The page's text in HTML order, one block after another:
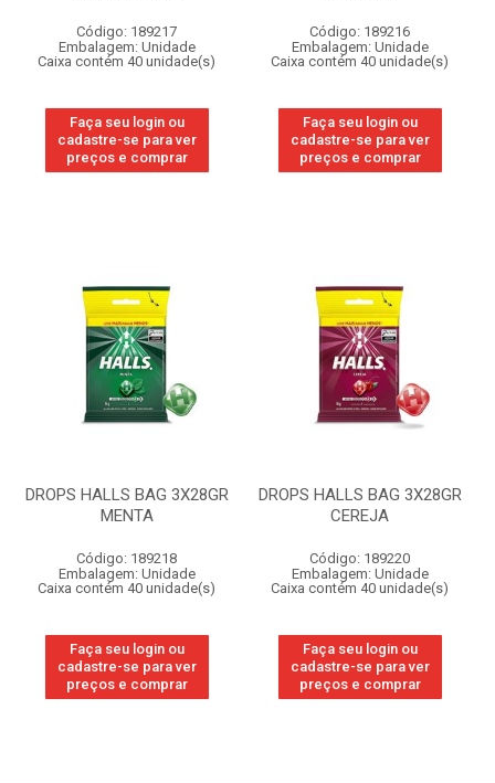
Código: 189217
Embalagem: Unidade
Caixa contém 40 unidade(s)
Faça seu login ou
cadastre-se para ver
preços e comprar
Código: 189216
Embalagem: Unidade
Caixa contém 40 unidade(s)
Faça seu login ou
cadastre-se para ver
preços e comprar
DROPS HALLS BAG 3X28GR
MENTA
Código: 189218
Embalagem: Unidade
Caixa contém 40 unidade(s)
Faça seu login ou
cadastre-se para ver
preços e comprar
DROPS HALLS BAG 3X28GR
CEREJA
Código: 189220
Embalagem: Unidade
Caixa contém 40 unidade(s)
Faça seu login ou
cadastre-se para ver
preços e comprar